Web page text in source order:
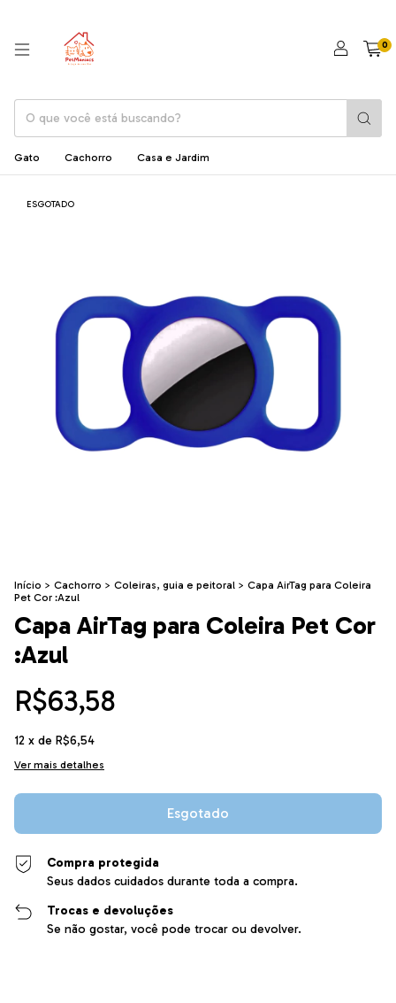
0
Gato Cachorro Casa e Jardim
ESGOTADO
Início > Cachorro > Coleiras, guia e peitoral > Capa AirTag para Coleira
Pet Cor :Azul
Capa AirTag para Coleira Pet Cor
:Azul
R$63,58
12 x de R$6,54
Ver mais detalhes
Compra protegida
Seus dados cuidados durante toda a compra.
Trocas e devoluções
Se não gostar, você pode trocar ou devolver.